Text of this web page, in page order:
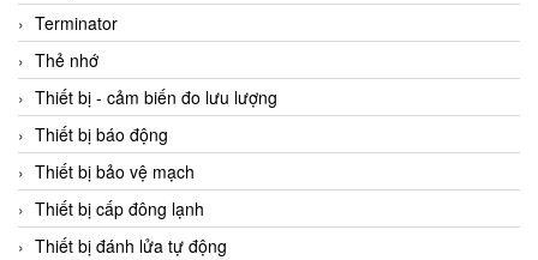
Terminator
Thẻ nhớ
Thiết bị - cảm biến đo lưu lượng
Thiết bị báo động
Thiết bị bảo vệ mạch
Thiết bị cấp đông lạnh
Thiết bị đánh lửa tự động